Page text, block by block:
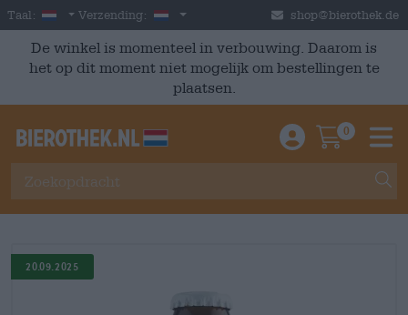
Skip to main content
Taal: Dutch
Verzending: Nederland shop@bierothek.de
De winkel is momenteel in verbouwing. Daarom is
het op dit moment niet mogelijk om bestellingen te
plaatsen.
Einloggen /
0
20.09.2025